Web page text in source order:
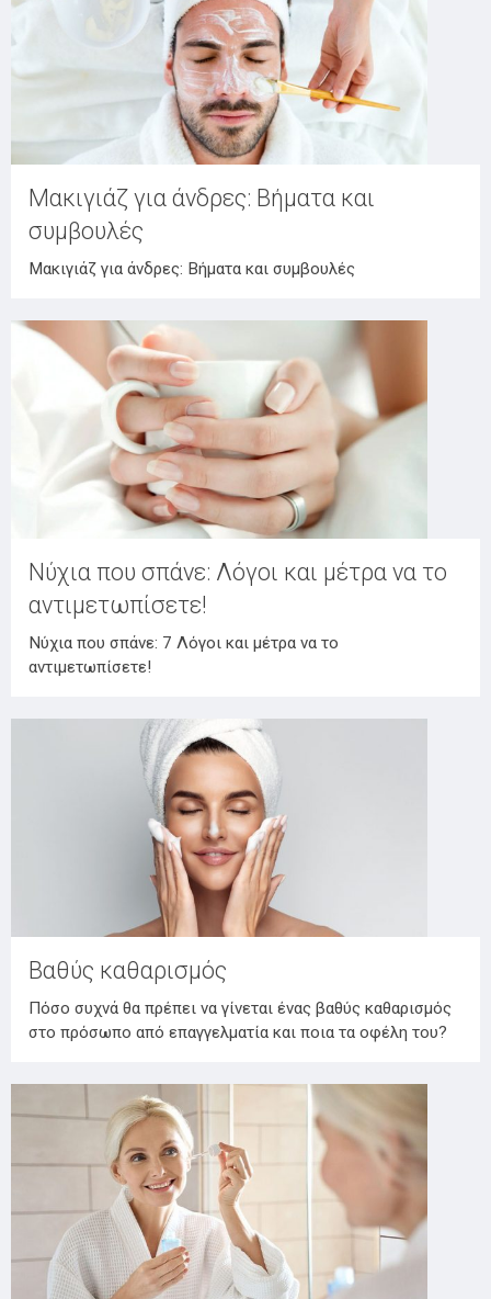
Μακιγιάζ για άνδρες: Βήματα και
συμβουλές
Μακιγιάζ για άνδρες: Βήματα και συμβουλές
Νύχια που σπάνε: Λόγοι και μέτρα να το
αντιμετωπίσετε!
Νύχια που σπάνε: 7 Λόγοι και μέτρα να το
αντιμετωπίσετε!
Βαθύς καθαρισμός
Πόσο συχνά θα πρέπει να γίνεται ένας βαθύς καθαρισμός
στο πρόσωπο από επαγγελματία και ποια τα οφέλη του?